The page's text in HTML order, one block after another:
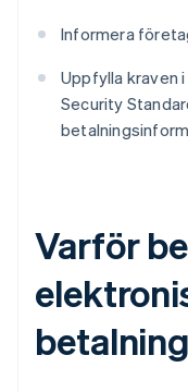
Informera
Uppfylla kraven
Security
Varför